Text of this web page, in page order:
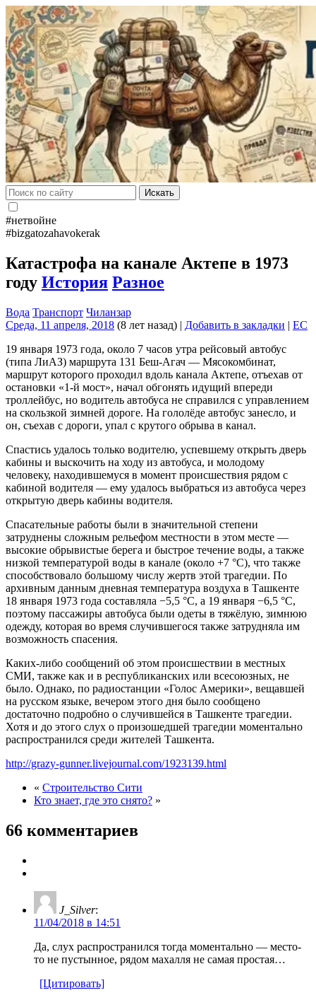
Искать
#нетвойне
#bizgatozahavokerak
Катастрофа на канале Актепе в 1973
году История Разное
Вода Транспорт Чиланзар
Среда, 11 апреля, 2018 (8 лет назад) | Добавить в закладки | EC
19 января 1973 года, около 7 часов утра рейсовый автобус
(типа ЛиАЗ) маршрута 131 Беш-Агач — Мясокомбинат,
маршрут которого проходил вдоль канала Актепе, отъехав от
остановки «1-й мост», начал обгонять идущий впереди
троллейбус, но водитель автобуса не справился с управлением
на скользкой зимней дороге. На гололёде автобус занесло, и
он, съехав с дороги, упал с крутого обрыва в канал.
Спастись удалось только водителю, успевшему открыть дверь
кабины и выскочить на ходу из автобуса, и молодому
человеку, находившемуся в момент происшествия рядом с
кабиной водителя — ему удалось выбраться из автобуса через
открытую дверь кабины водителя.
Спасательные работы были в значительной степени
затруднены сложным рельефом местности в этом месте —
высокие обрывистые берега и быстрое течение воды, а также
низкой температурой воды в канале (около +7 °C), что также
способствовало большому числу жертв этой трагедии. По
архивным данным дневная температура воздуха в Ташкенте
18 января 1973 года составляла −5,5 °C, а 19 января −6,5 °C,
поэтому пассажиры автобуса были одеты в тяжёлую, зимнюю
одежду, которая во время случившегося также затрудняла им
возможность спасения.
Каких-либо сообщений об этом происшествии в местных
СМИ, также как и в республиканских или всесоюзных, не
было. Однако, по радиостанции «Голос Америки», вещавшей
на русском языке, вечером этого дня было сообщено
достаточно подробно о случившейся в Ташкенте трагедии.
Хотя и до этого слух о произошедшей трагедии моментально
распространился среди жителей Ташкента.
http://grazy-gunner.livejournal.com/1923139.html
« Строительство Сити
Кто знает, где это снято? »
66 комментариев
J_Silver:
11/04/2018 в 14:51
Да, слух распространился тогда моментально — место-
то не пустынное, рядом махалля не самая простая…
[Цитировать]